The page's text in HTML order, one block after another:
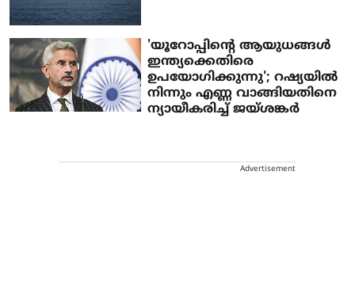
'യൂറോപ്പിന്റെ ആയുധങ്ങൾ
ഇന്ത്യക്കെതിരെ
ഉപയോഗിക്കുന്നു'; റഷ്യയിൽ
നിന്നും എണ്ണ വാങ്ങിയതിനെ
ന്യായീകരിച്ച് ജയ്ശങ്കർ
Advertisement